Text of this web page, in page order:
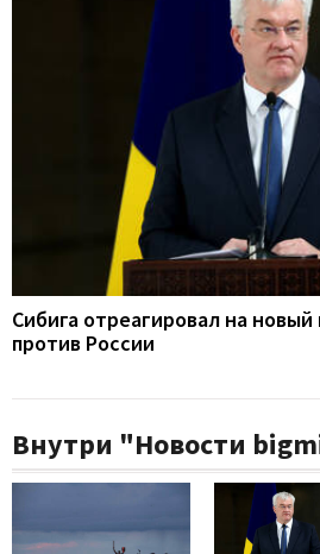
Сибига отреагировал на
против России
Внутри "Новости